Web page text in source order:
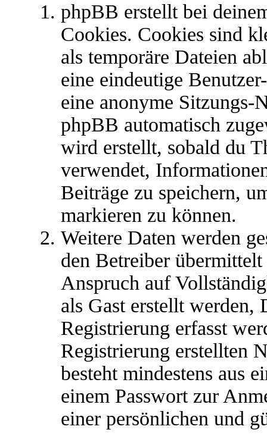
phpBB erstellt bei
Cookies. Cookies sind
als temporäre Dateien
eine eindeutige
eine anonyme
phpBB automatisch
wird erstellt, sobald du
verwendet,
Beiträge zu speichern,
markieren zu können.
Weitere Daten werden
den Betreiber
Anspruch auf
als Gast erstellt werden,
Registrierung erfasst
Registrierung erstellten
besteht mindestens aus
einem Passwort zur
einer persönlichen und